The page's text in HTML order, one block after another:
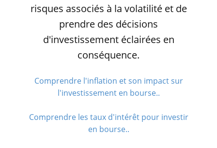
risques associés à la volatilité et de
prendre des décisions
d'investissement éclairées en
conséquence.
Comprendre l'inflation et son impact sur
l'investissement en bourse..
Comprendre les taux d'intérêt pour investir
en bourse..